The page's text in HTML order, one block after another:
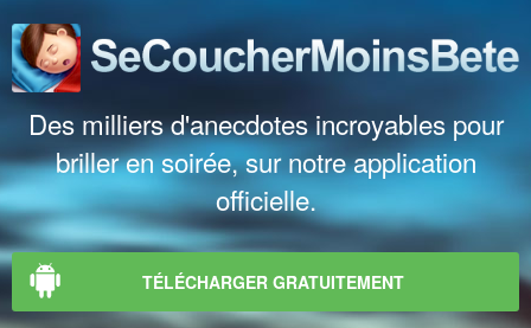
Des milliers d'anecdotes incroyables pour
briller en soirée, sur notre application
officielle.
TÉLÉCHARGER GRATUITEMENT